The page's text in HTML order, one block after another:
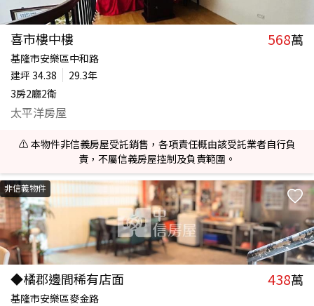
喜市樓中樓 568萬
基隆市安樂區中和路
建坪 34.38
29.3年
3房2廳2衛
太平洋房屋
⚠️ 本物件非信義房屋受託銷售，各項責任概由該受託業者自行負
責，不屬信義房屋控制及負責範圍。
非信義物件
◆橘郡邊間稀有店面 438萬
基隆市安樂區麥金路